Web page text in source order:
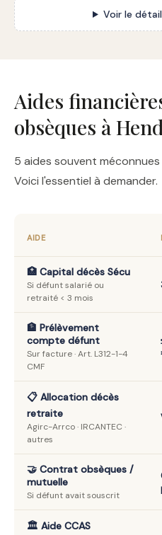
Voir le
Aides
obsèques à
5 aides souvent
Voici l'essentiel à demander.
AIDE
🏥 Capital décès Sécu
Si défunt salarié ou
retraité < 3 mois
🏦 Prélèvement
compte défunt
Sur facture · Art. L312-1-4
CMF
📋 Allocation décès
retraite
Agirc-Arrco · IRCANTEC ·
autres
🤝 Contrat obsèques /
mutuelle
Si défunt avait souscrit
🏛️ Aide CCAS